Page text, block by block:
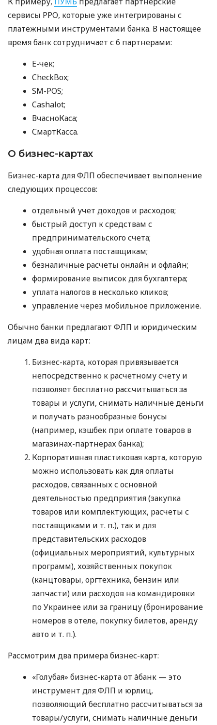
сервисы РРО, которые уже интегрированы с
платежными инструментами банка. В настоящее
время банк сотрудничает с 6 партнерами:
E-чек;
CheckBox;
SM-POS;
Cashalot;
ВчасноКаса;
СмартКасса.
О бизнес-картах
Бизнес-карта для ФЛП обеспечивает выполнение
следующих процессов:
отдельный учет доходов и расходов;
быстрый доступ к средствам с
предпринимательского счета;
удобная оплата поставщикам;
безналичные расчеты онлайн и офлайн;
формирование выписок для бухгалтера;
уплата налогов в несколько кликов;
управление через мобильное приложение.
Обычно банки предлагают ФЛП и юридическим
лицам два вида карт:
Бизнес-карта, которая привязывается
непосредственно к расчетному счету и
позволяет бесплатно рассчитываться за
товары и услуги, снимать наличные деньги
и получать разнообразные бонусы
(например, кэшбек при оплате товаров в
магазинах-партнерах банка);
Корпоративная пластиковая карта, которую
можно использовать как для оплаты
расходов, связанных с основной
деятельностью предприятия (закупка
товаров или комплектующих, расчеты с
поставщиками и т. п.), так и для
представительских расходов
(официальных мероприятий, культурных
программ), хозяйственных покупок
(канцтовары, оргтехника, бензин или
запчасти) или расходов на командировки
по Украинее или за границу (бронирование
номеров в отеле, покупку билетов, аренду
авто и т. п.).
Рассмотрим два примера бизнес-карт:
«Голубая» бизнес-карта от àбанк — это
инструмент для ФЛП и юрлиц,
позволяющий бесплатно рассчитываться за
товары/услуги, снимать наличные деньги